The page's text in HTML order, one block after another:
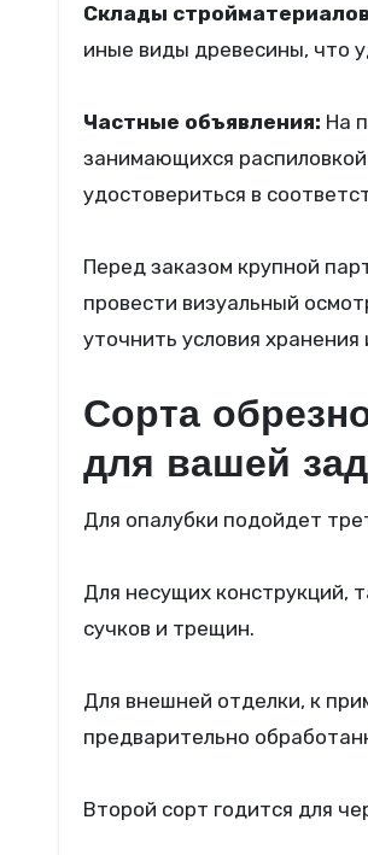
Склады
иные виды древесины, что
Частные объявления: На
занимающихся
удостовериться в
Перед заказом крупной
провести визуальный
уточнить условия
Сорта
для вашей
Для опалубки подойдет
Для несущих конструкций,
сучков и трещин.
Для внешней отделки, к
предварительно
Второй сорт годится для